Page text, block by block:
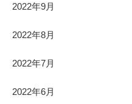
2022年9月
2022年8月
2022年7月
2022年6月